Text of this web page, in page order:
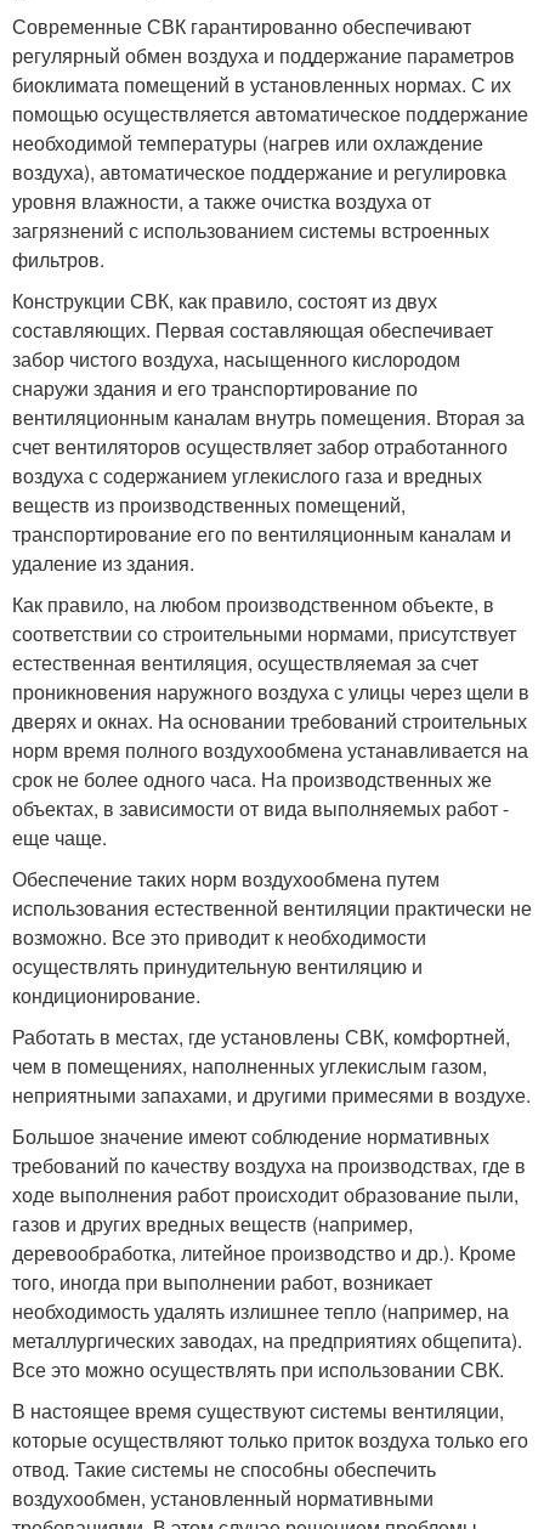
Современные СВК гарантированно обеспечивают
регулярный обмен воздуха и поддержание параметров
биоклимата помещений в установленных нормах. С их
помощью осуществляется автоматическое поддержание
необходимой температуры (нагрев или охлаждение
воздуха), автоматическое поддержание и регулировка
уровня влажности, а также очистка воздуха от
загрязнений с использованием системы встроенных
фильтров.
Конструкции СВК, как правило, состоят из двух
составляющих. Первая составляющая обеспечивает
забор чистого воздуха, насыщенного кислородом
снаружи здания и его транспортирование по
вентиляционным каналам внутрь помещения. Вторая за
счет вентиляторов осуществляет забор отработанного
воздуха с содержанием углекислого газа и вредных
веществ из производственных помещений,
транспортирование его по вентиляционным каналам и
удаление из здания.
Как правило, на любом производственном объекте, в
соответствии со строительными нормами, присутствует
естественная вентиляция, осуществляемая за счет
проникновения наружного воздуха с улицы через щели в
дверях и окнах. На основании требований строительных
норм время полного воздухообмена устанавливается на
срок не более одного часа. На производственных же
объектах, в зависимости от вида выполняемых работ -
еще чаще.
Обеспечение таких норм воздухообмена путем
использования естественной вентиляции практически не
возможно. Все это приводит к необходимости
осуществлять принудительную вентиляцию и
кондиционирование.
Работать в местах, где установлены СВК, комфортней,
чем в помещениях, наполненных углекислым газом,
неприятными запахами, и другими примесями в воздухе.
Большое значение имеют соблюдение нормативных
требований по качеству воздуха на производствах, где в
ходе выполнения работ происходит образование пыли,
газов и других вредных веществ (например,
деревообработка, литейное производство и др.). Кроме
того, иногда при выполнении работ, возникает
необходимость удалять излишнее тепло (например, на
металлургических заводах, на предприятиях общепита).
Все это можно осуществлять при использовании СВК.
В настоящее время существуют системы вентиляции,
которые осуществляют только приток воздуха только его
отвод. Такие системы не способны обеспечить
воздухообмен, установленный нормативными